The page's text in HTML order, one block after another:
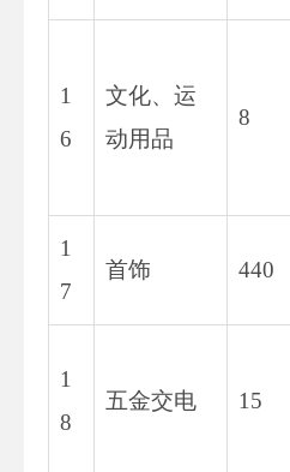
1
6
文化、运
动用品
8
1
7
首饰 440
1
8
五金交电 15